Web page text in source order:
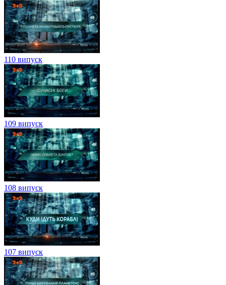
110 випуск
109 випуск
108 випуск
107 випуск